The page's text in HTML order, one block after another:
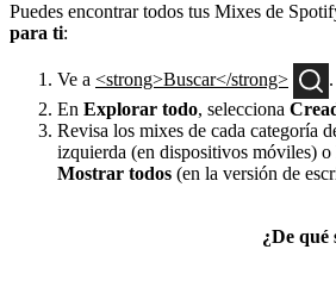
Puedes encontrar todos tus Mixes de
para ti:
Ve a <strong>Buscar</strong>
.
En Explorar todo, selecciona
Revisa los mixes de cada categoría
izquierda (en dispositivos móviles) o
Mostrar todos (en la versión de
¿De qué